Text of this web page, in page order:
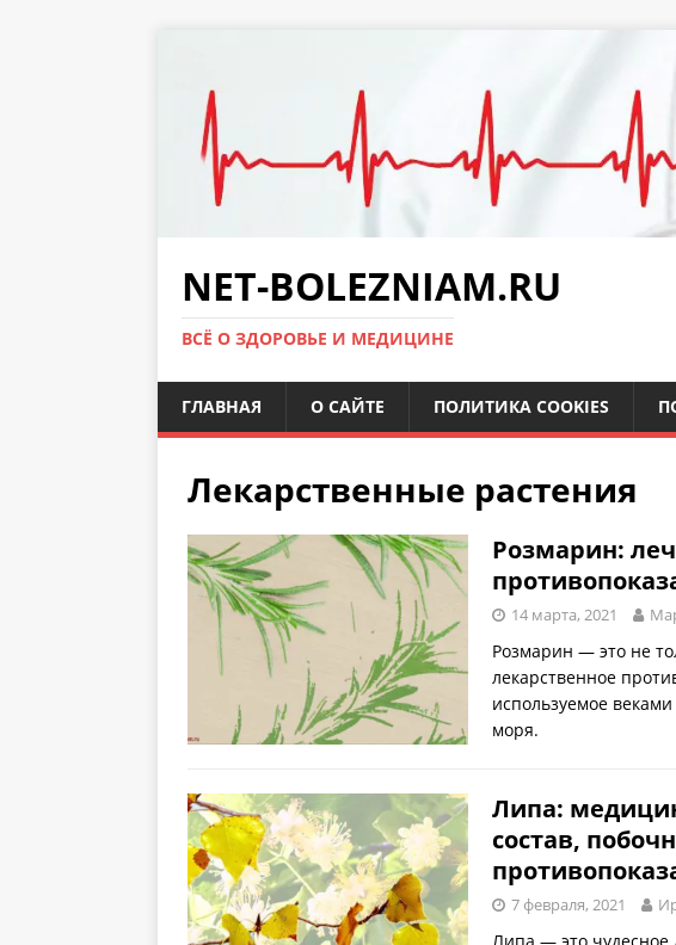
NET-BOLEZNIAM.RU
ВСЁ О ЗДОРОВЬЕ И МЕДИЦИНЕ
ГЛАВНАЯ О САЙТЕ ПОЛИТИКА COOKIES
Лекарственные растения
Розмарин:
14 марта, 2021
Розмарин — это не
лекарственное
используемое
моря.
Липа:
состав,
7 февраля, 2021